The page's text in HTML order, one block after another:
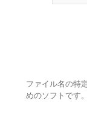
ファイル名の特
めのソフトです。